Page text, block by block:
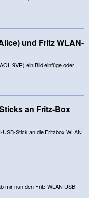
und Fritz WLAN-
9VR) ein Bild einfüge oder
an Fritz-Box
Stick an die Fritzbox WLAN
mir nun den Fritz WLAN USB